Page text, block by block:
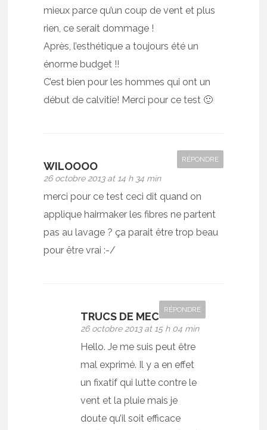
mieux parce qu’un coup de vent et plus
rien, ce serait dommage !
Après, l’esthétique a toujours été un
énorme budget !!
C’est bien pour les hommes qui ont un
début de calvitie! Merci pour ce test 🙂
WILOOOO
26 octobre 2013 at 14 h 34 min
RÉPONDRE
merci pour ce test ceci dit quand on
applique hairmaker les fibres ne partent
pas au lavage ? ça parait être trop beau
pour être vrai :-/
TRUCS DE MEC
26 octobre 2013 at 15 h 04 min
RÉPONDRE
Hello. Je me suis peut être
mal exprimé. Il y a en effet
un fixatif qui lutte contre le
vent et la pluie mais je
doute qu’il soit efficace